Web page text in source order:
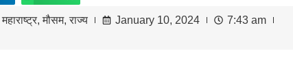
महाराष्ट्र,मौसम,राज्य January 10, 2024
7:43 am